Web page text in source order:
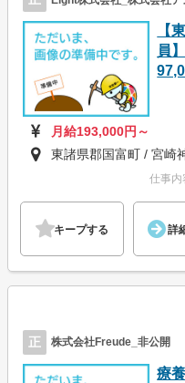
【
員
月給193,000円～
東諸県郡国富町 / 宮崎
仕事
キープする 詳
正 株式会社Freude_非公開
療